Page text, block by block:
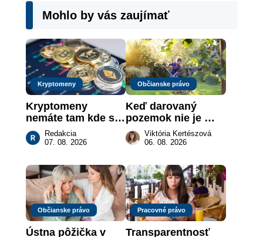
Mohlo by vás zaujímať
Kryptomeny
Kryptomeny
nemáte tam kde si
myslíte: Viete, kde
sa naozaj
Redakcia
07. 08. 2026
Občianske právo
Keď darovaný
pozemok nie je
„hotová vec“: kedy
môže darca žiadať
Viktória Kertészová
06. 08. 2026
Občianske právo
Ústna pôžička v
Pracovné právo
Transparentnosť